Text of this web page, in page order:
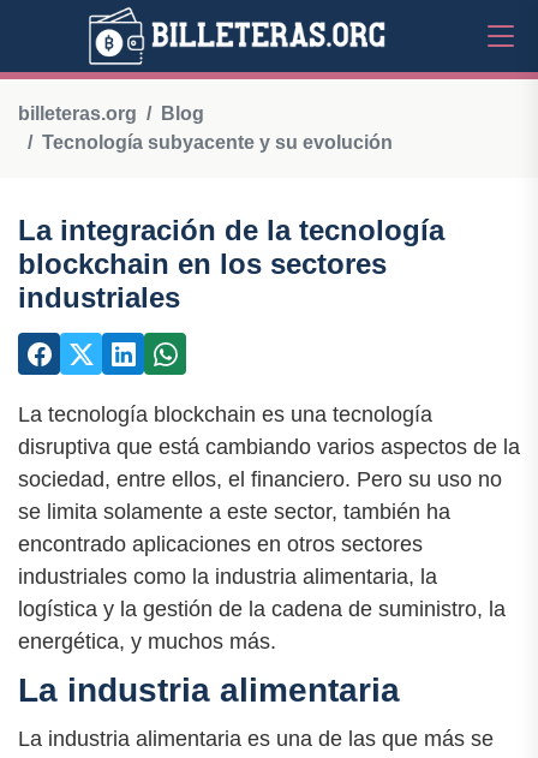
billeteras.org
Blog
Tecnología subyacente y su evolución
La integración de la tecnología
blockchain en los sectores
industriales
La tecnología blockchain es una tecnología
disruptiva que está cambiando varios aspectos de la
sociedad, entre ellos, el financiero. Pero su uso no
se limita solamente a este sector, también ha
encontrado aplicaciones en otros sectores
industriales como la industria alimentaria, la
logística y la gestión de la cadena de suministro, la
energética, y muchos más.
La industria alimentaria
La industria alimentaria es una de las que más se